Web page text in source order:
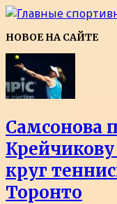
НОВОЕ НА САЙТЕ
Самсонова
круг
Торонто